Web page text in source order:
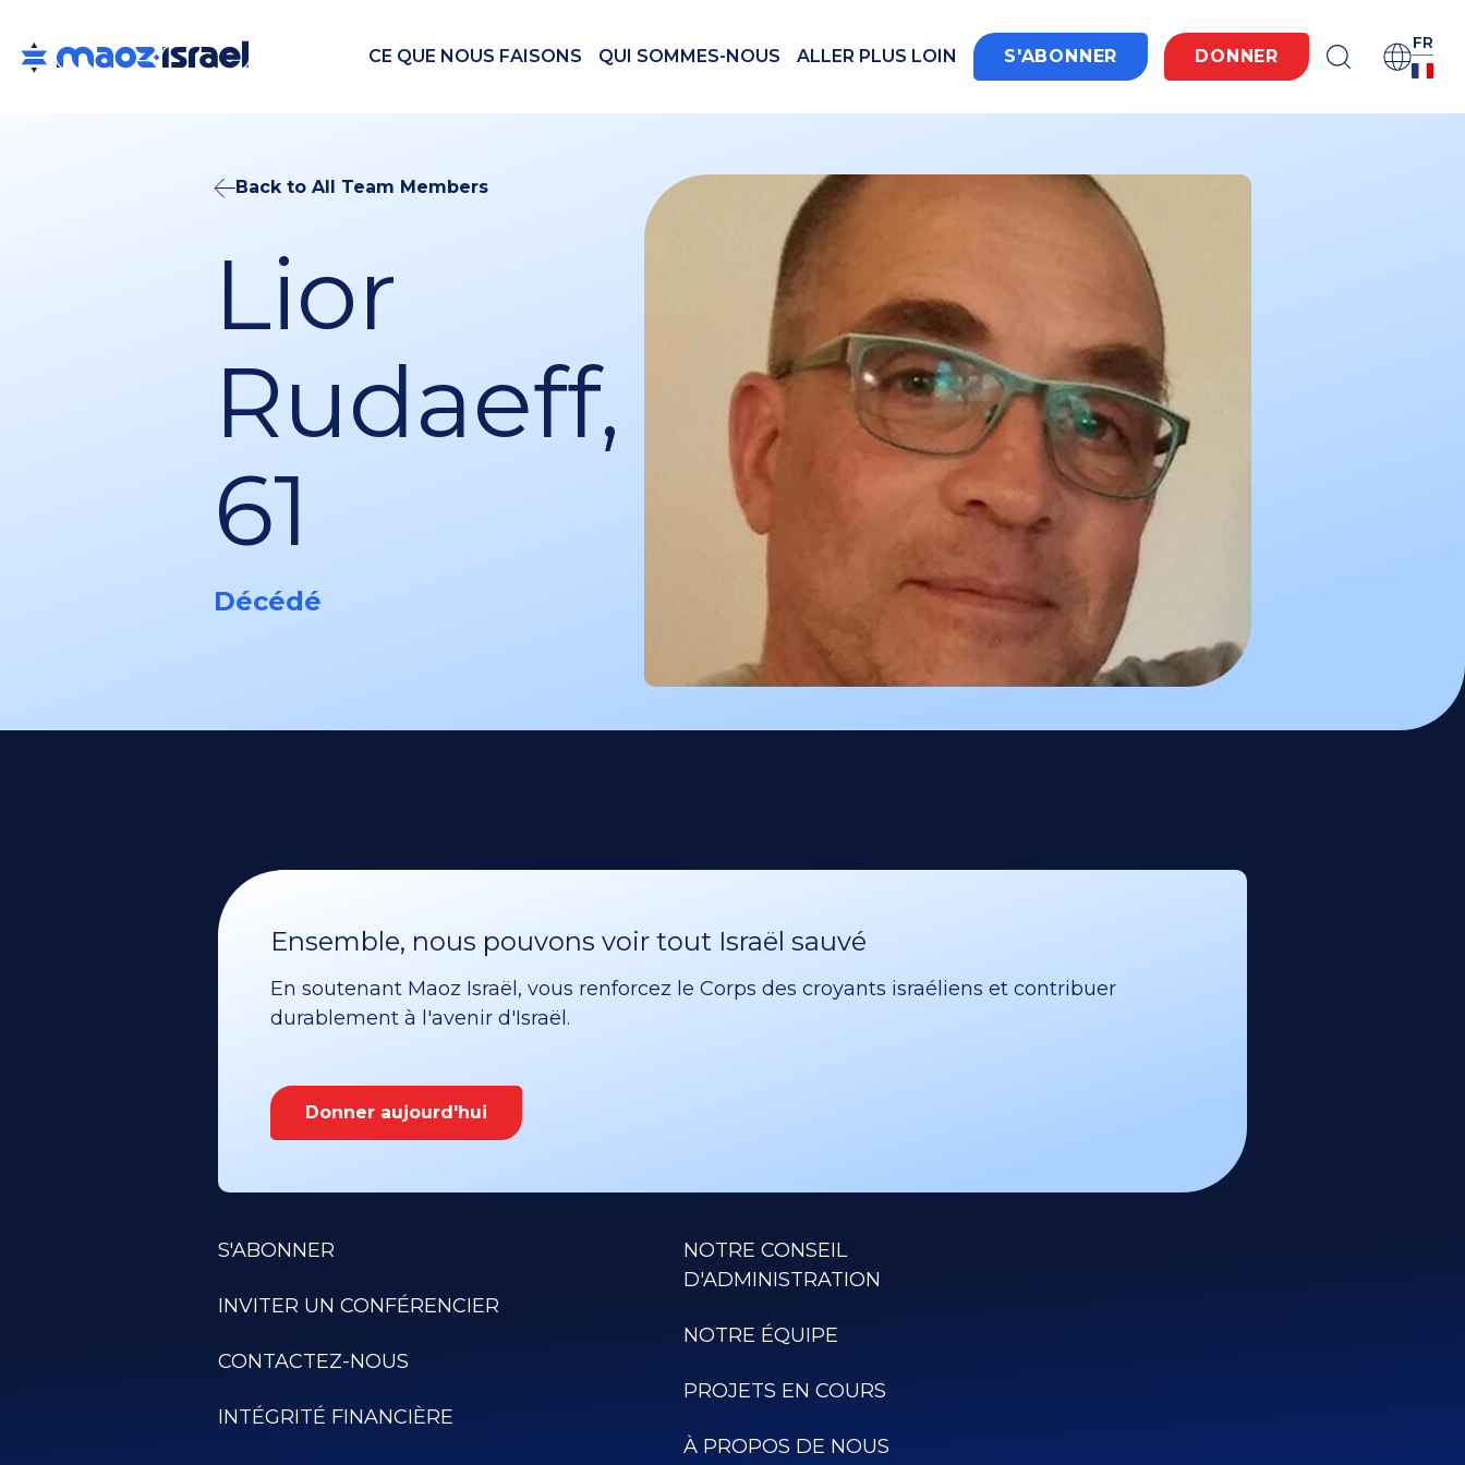
CE QUE NOUS FAISONS QUI SOMMES-NOUS ALLER PLUS LOIN S'ABONNER DONNER
FR
Back to All Team Members
Lior
Rudaeff,
61
Décédé
Ensemble, nous pouvons voir tout Israël sauvé
En soutenant Maoz Israël, vous renforcez le Corps des croyants israéliens et contribuer
durablement à l'avenir d'Israël.
Donner aujourd'hui
S'ABONNER
INVITER UN CONFÉRENCIER
CONTACTEZ-NOUS
INTÉGRITÉ FINANCIÈRE
NOTRE CONSEIL
D'ADMINISTRATION
NOTRE ÉQUIPE
PROJETS EN COURS
À PROPOS DE NOUS